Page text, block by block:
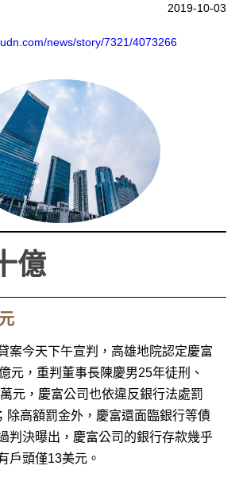
2019-10-03
news/story/7321/4073266
億
案今天下午宣判，高雄地院認定慶富
元，重判董事長陳慶男25年徒刑、
元，慶富公司也依違反銀行法處罰
除高額罰金外，慶富還面臨銀行等債
判決曝出，慶富公司的銀行存款幾乎
戶頭僅13美元。